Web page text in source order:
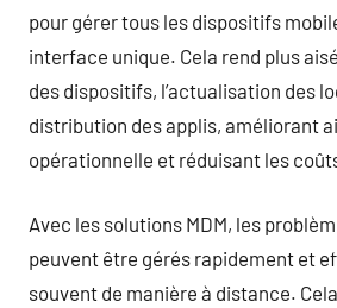
pour gérer tous les dispositifs
interface unique. Cela rend plus
des dispositifs, l’actualisation des
distribution des applis, améliorant
opérationnelle et réduisant les
Avec les solutions MDM, les
peuvent être gérés rapidement et
souvent de manière à distance.